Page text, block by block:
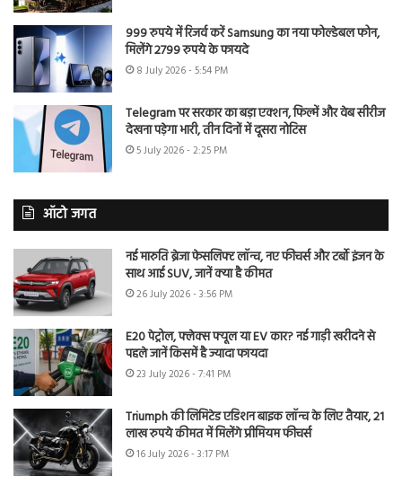
999 रुपये में रिजर्व करें Samsung का नया फोल्डेबल फोन,
मिलेंगे 2799 रुपये के फायदे
8 July 2026 - 5:54 PM
Telegram पर सरकार का बड़ा एक्शन, फिल्में और वेब सीरीज
देखना पड़ेगा भारी, तीन दिनों में दूसरा नोटिस
5 July 2026 - 2:25 PM
ऑटो जगत
नई मारुति ब्रेजा फेसलिफ्ट लॉन्च, नए फीचर्स और टर्बो इंजन के
साथ आई SUV, जानें क्या है कीमत
26 July 2026 - 3:56 PM
E20 पेट्रोल, फ्लेक्स फ्यूल या EV कार? नई गाड़ी खरीदने से
पहले जानें किसमें है ज्यादा फायदा
23 July 2026 - 7:41 PM
Triumph की लिमिटेड एडिशन बाइक लॉन्च के लिए तैयार, 21
लाख रुपये कीमत में मिलेंगे प्रीमियम फीचर्स
16 July 2026 - 3:17 PM